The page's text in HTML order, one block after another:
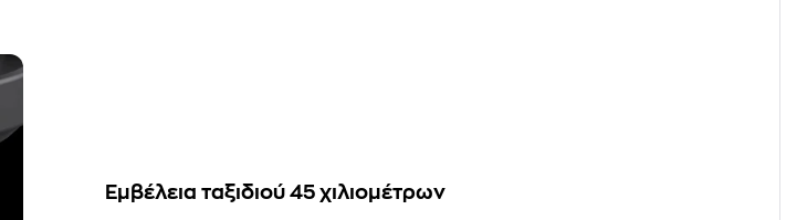
Εμβέλεια ταξιδιού 45 χιλιομέτρων